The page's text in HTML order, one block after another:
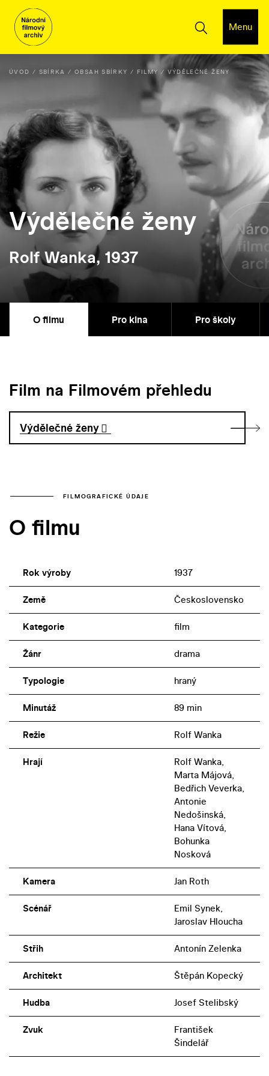
Menu
ÚVOD SBÍRKA OBSAH SBÍRKY FILMY VÝDĚLEČNÉ ŽENY
Výdělečné ženy
Rolf Wanka, 1937
O filmu Pro kina Pro školy
Film na Filmovém přehledu
Výdělečné ženy
FILMOGRAFICKÉ ÚDAJE
O filmu
Rok výroby 1937
Země Československo
Kategorie film
Žánr drama
Typologie hraný
Minutáž 89 min
Režie Rolf Wanka
Hrají
Rolf Wanka,
Marta Májová,
Bedřich Veverka,
Antonie
Nedošinská,
Hana Vítová,
Bohunka
Nosková
Kamera Jan Roth
Scénář
Emil Synek,
Jaroslav Hloucha
Střih Antonín Zelenka
Architekt Štěpán Kopecký
Hudba Josef Stelibský
Zvuk
František
Šindelář